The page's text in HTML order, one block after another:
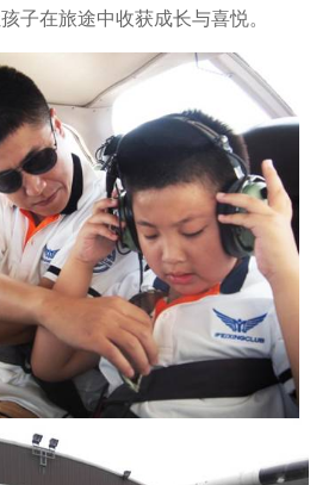
子在旅途中收获成长与喜悦。